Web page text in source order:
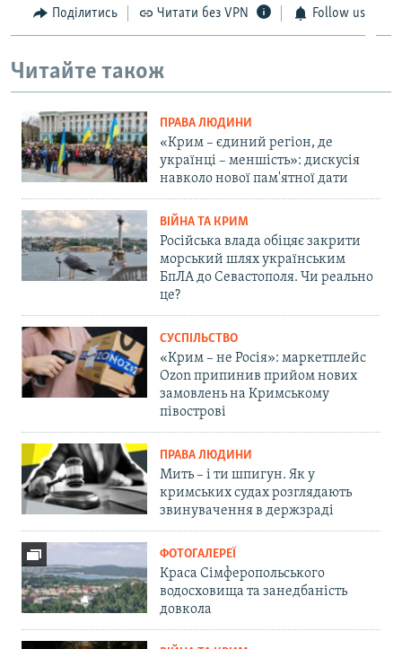
Поділитись Читати без VPN Follow us
Читайте також
ПРАВА ЛЮДИНИ
«Крим – єдиний регіон, де
українці – меншість»: дискусія
навколо нової пам'ятної дати
ВІЙНА ТА КРИМ
Російська влада обіцяє закрити
морський шлях українським
БпЛА до Севастополя. Чи реально
це?
СУСПІЛЬСТВО
«Крим – не Росія»: маркетплейс
Ozon припинив прийом нових
замовлень на Кримському
півострові
ПРАВА ЛЮДИНИ
Мить – і ти шпигун. Як у
кримських судах розглядають
звинувачення в держзраді
ФОТОГАЛЕРЕЇ
Краса Сімферопольського
водосховища та занедбаність
довкола